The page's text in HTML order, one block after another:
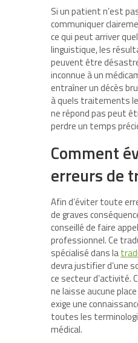
Si un patient n’est
communiquer
ce qui peut arriver
linguistique, les
peuvent être
inconnue à un
entraîner un décès
à quels traitements
ne répond pas peut
perdre un temps
Comment
erreurs de
Afin d’éviter toute
de graves
conseillé de faire
professionnel. Ce
spécialisé dans la
devra justifier d’une
ce secteur d’activité.
ne laisse aucune
exige une
toutes les
médical.